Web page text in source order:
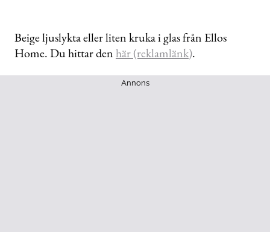
Beige ljuslykta eller liten kruka i glas från Ellos
Home. Du hittar denhär (reklamlänk).
Annons